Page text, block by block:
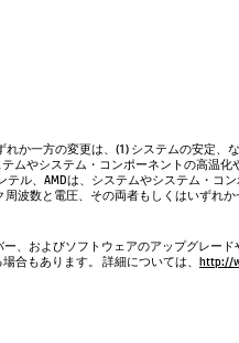
か一方の変更は、(1) システムの安定、
ムやシステム・コンポーネントの高温化
ル、AMDは、システムやシステム・コ
波数と電圧、その両者もしくはいずれ
、およびソフトウェアのアップグレード
合もあります。 詳細については、 http://